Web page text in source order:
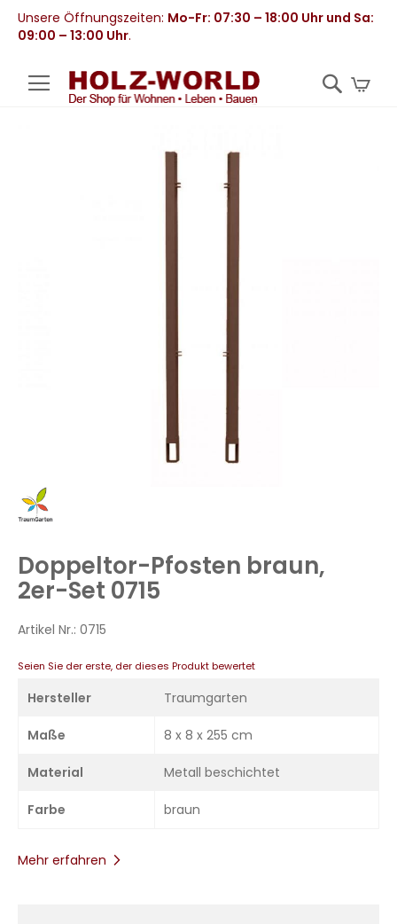
Unsere Öffnungszeiten: Mo-Fr: 07:30 – 18:00 Uhr und Sa:
09:00 – 13:00 Uhr.
Zum
Anfang
springen
Doppeltor-Pfosten braun,
2er-Set 0715
Artikel Nr.: 0715
Seien Sie der erste, der dieses Produkt bewertet
Hersteller Traumgarten
Maße 8 x 8 x 255 cm
Material Metall beschichtet
Farbe braun
Mehr erfahren